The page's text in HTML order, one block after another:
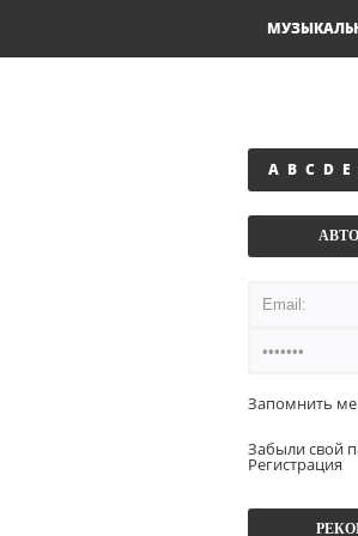
A B C D E
Запомнить
Забыли свой
Регистрация